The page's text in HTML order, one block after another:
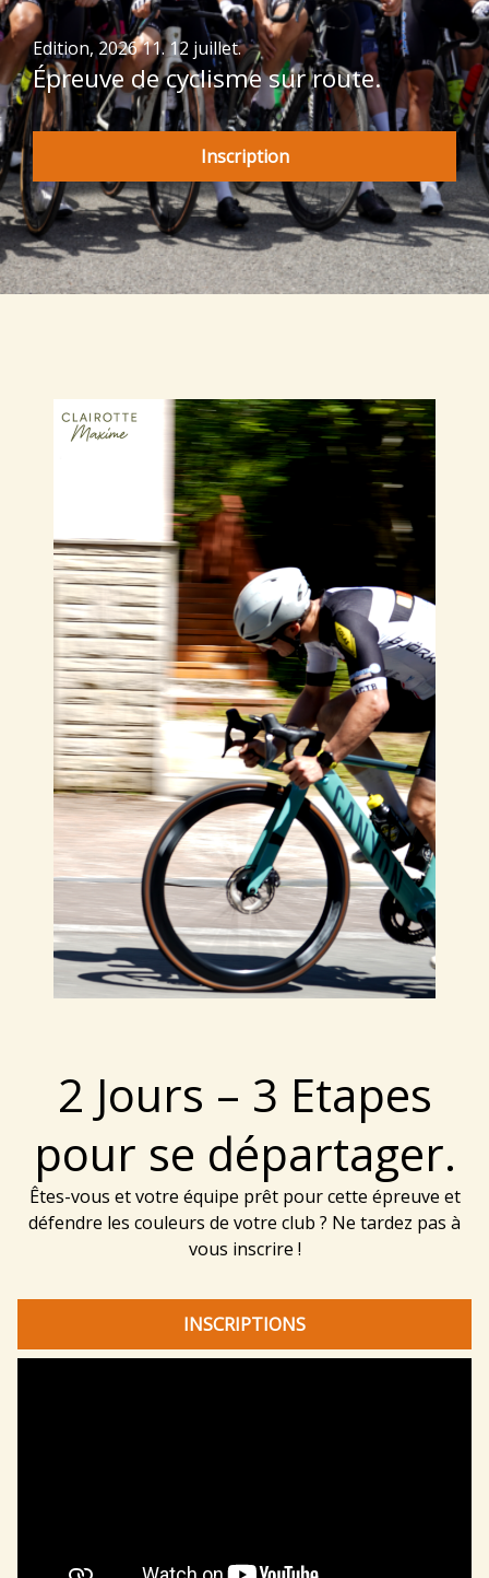
Edition, 2026 11. 12 juillet.
Épreuve de cyclisme sur route.
Inscription
2 Jours – 3 Etapes
pour se départager.
Êtes-vous et votre équipe prêt pour cette épreuve et
défendre les couleurs de votre club ? Ne tardez pas à
vous inscrire !
INSCRIPTIONS